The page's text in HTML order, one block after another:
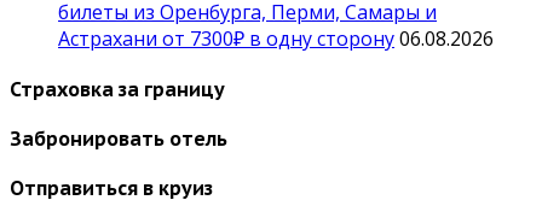
билеты из Оренбурга, Перми, Самары и
Астрахани от 7300₽ в одну сторону06.08.2026
Страховка за границу
Забронировать отель
Отправиться в круиз